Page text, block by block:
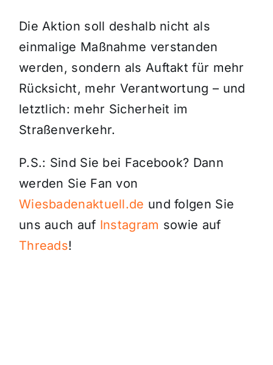
Die Aktion soll deshalb nicht als
einmalige Maßnahme verstanden
werden, sondern als Auftakt für mehr
Rücksicht, mehr Verantwortung – und
letztlich: mehr Sicherheit im
Straßenverkehr.
P.S.: Sind Sie bei Facebook? Dann
werden Sie Fan von
Wiesbadenaktuell.de und folgen Sie
uns auch auf Instagram sowie auf
Threads!